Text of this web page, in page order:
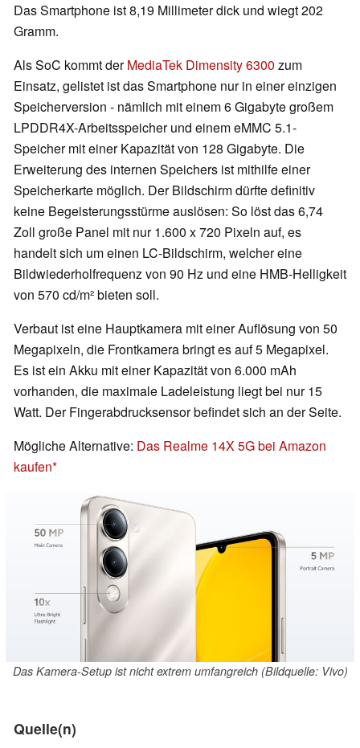
Das Smartphone ist 8,19 Millimeter dick und wiegt 202
Gramm.
Als SoC kommt derMediaTek Dimensity 6300 zum
Einsatz, gelistet ist das Smartphone nur in einer einzigen
Speicherversion - nämlich mit einem 6 Gigabyte großem
LPDDR4X-Arbeitsspeicher und einem eMMC 5.1-
Speicher mit einer Kapazität von 128 Gigabyte. Die
Erweiterung des internen Speichers ist mithilfe einer
Speicherkarte möglich. Der Bildschirm dürfte definitiv
keine Begeisterungsstürme auslösen: So löst das 6,74
Zoll große Panel mit nur 1.600 x 720 Pixeln auf, es
handelt sich um einen LC-Bildschirm, welcher eine
Bildwiederholfrequenz von 90 Hz und eine HMB-Helligkeit
von 570 cd/m² bieten soll.
Verbaut ist eine Hauptkamera mit einer Auflösung von 50
Megapixeln, die Frontkamera bringt es auf 5 Megapixel.
Es ist ein Akku mit einer Kapazität von 6.000 mAh
vorhanden, die maximale Ladeleistung liegt bei nur 15
Watt. Der Fingerabdrucksensor befindet sich an der Seite.
Mögliche Alternative: Das Realme 14X 5G bei Amazon
kaufen
Das Kamera-Setup ist nicht extrem umfangreich (Bildquelle: Vivo)
Quelle(n)